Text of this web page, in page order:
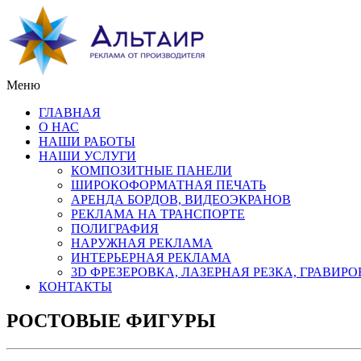
Меню
ГЛАВНАЯ
О НАС
НАШИ РАБОТЫ
НАШИ УСЛУГИ
КОМПОЗИТНЫЕ ПАНЕЛИ
ШИРОКОФОРМАТНАЯ ПЕЧАТЬ
АРЕНДА БОРДОВ, ВИДЕОЭКРАНОВ
РЕКЛАМА НА ТРАНСПОРТЕ
ПОЛИГРАФИЯ
НАРУЖНАЯ РЕКЛАМА
ИНТЕРЬЕРНАЯ РЕКЛАМА
3D ФРЕЗЕРОВКА, ЛАЗЕРНАЯ РЕЗКА,
КОНТАКТЫ
РОСТОВЫЕ ФИГУРЫ